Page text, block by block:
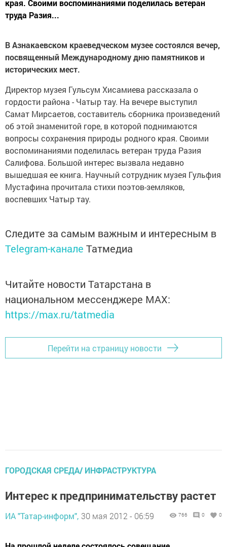
края. Своими воспоминаниями поделилась ветеран
труда Разия...
В Азнакаевском краеведческом музее состоялся вечер,
посвященный Международному дню памятников и
исторических мест.
Директор музея Гульсум Хисамиева рассказала о
гордости района - Чатыр тау. На вечере выступил
Самат Мирсаетов, составитель сборника произведений
об этой знаменитой горе, в которой поднимаются
вопросы сохранения природы родного края. Своими
воспоминаниями поделилась ветеран труда Разия
Салифова. Большой интерес вызвала недавно
вышедшая ее книга. Научный сотрудник музея Гульфия
Мустафина прочитала стихи поэтов-земляков,
воспевших Чатыр тау.
Следите за самым важным и интересным в
Telegram-канале Татмедиа
Читайте новости Татарстана в
национальном мессенджере MАХ:
https://max.ru/tatmedia
Перейти на страницу новости
ГОРОДСКАЯ СРЕДА/ ИНФРАСТРУКТУРА
Интерес к предпринимательству растет
ИА "Татар-информ", 30 мая 2012 - 06:59 766 0 0